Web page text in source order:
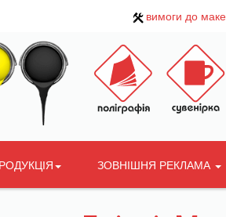
вимоги до
ЗОВНІШНЯ РЕКЛАМА